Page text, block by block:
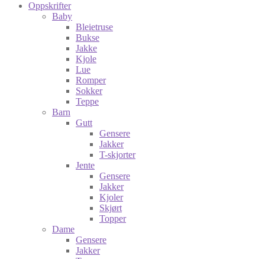
Oppskrifter
Baby
Bleietruse
Bukse
Jakke
Kjole
Lue
Romper
Sokker
Teppe
Barn
Gutt
Gensere
Jakker
T-skjorter
Jente
Gensere
Jakker
Kjoler
Skjørt
Topper
Dame
Gensere
Jakker